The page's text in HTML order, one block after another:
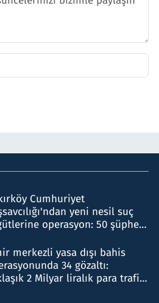
Cumhuriyet
yeni nesil suç
operasyon: 50 şüpheli
merkezli yasa dışı bahis
34 gözaltı:
2 Milyar liralık para trafiği